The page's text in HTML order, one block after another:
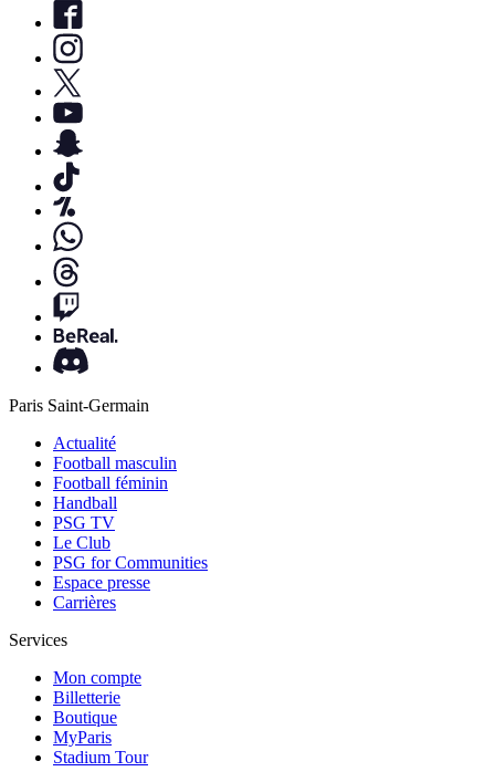
Paris Saint-Germain
Actualité
Football masculin
Football féminin
Handball
PSG TV
Le Club
PSG for Communities
Espace presse
Carrières
Services
Mon compte
Billetterie
Boutique
MyParis
Stadium Tour